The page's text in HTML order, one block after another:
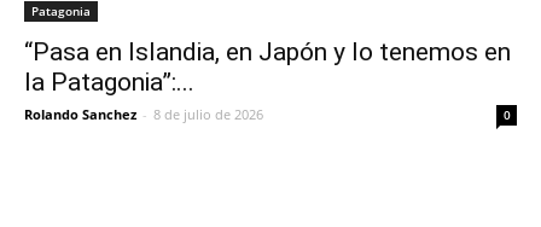
Patagonia
“Pasa en Islandia, en Japón y lo tenemos en
la Patagonia”:...
Rolando Sanchez - 8 de julio de 2026 0